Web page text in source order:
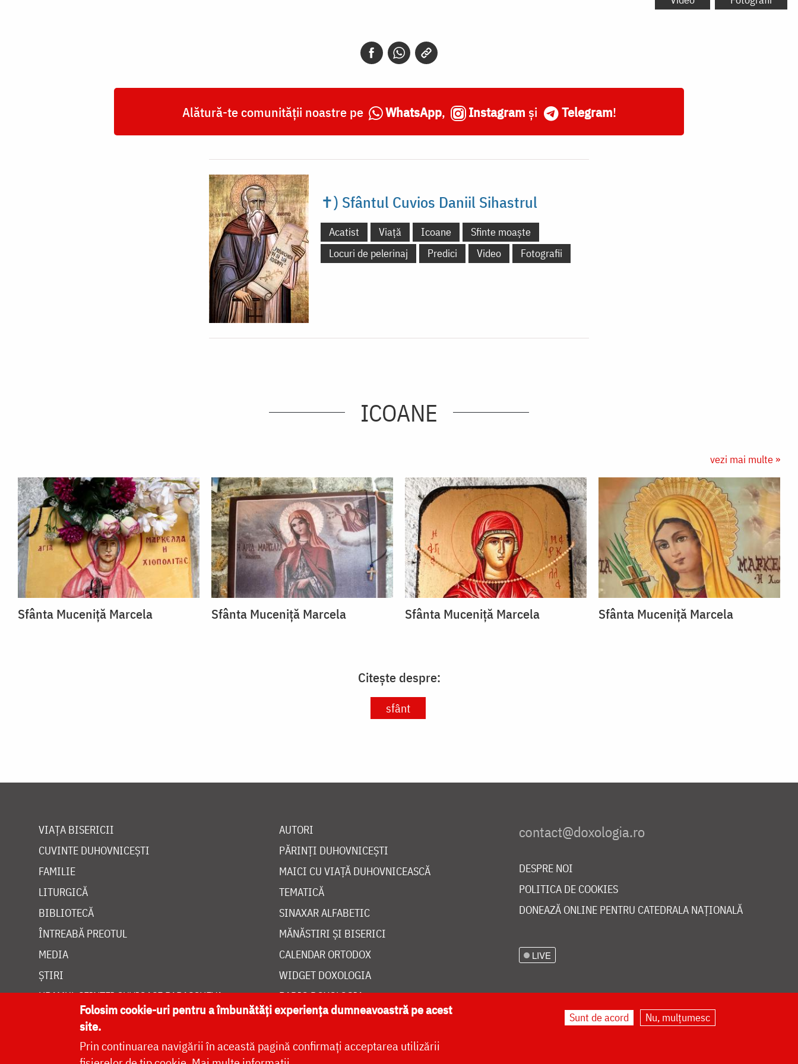
Alătură-te comunității noastre pe WhatsApp, Instagram și Telegram!
✝) Sfântul Cuvios Daniil Sihastrul
Acatist Viață Icoane
Sfinte moaște
Locuri de pelerinaj
Predici Video Fotografii
ICOANE
vezi mai multe »
Sfânta Muceniță Marcela Sfânta Muceniță Marcela Sfânta Muceniță Marcela Sfânta Muceniță Marcela
Citește despre:
sfânt
VIAȚA BISERICII
CUVINTE DUHOVNICEȘTI
FAMILIE
LITURGICĂ
BIBLIOTECĂ
ÎNTREABĂ PREOTUL
MEDIA
ȘTIRI
HRAMUL SFINTEI CUVIOASE PARASCHEVA
AUTORI
PĂRINȚI DUHOVNICEȘTI
MAICI CU VIAȚĂ DUHOVNICEASCĂ
TEMATICĂ
SINAXAR ALFABETIC
MĂNĂSTIRI ȘI BISERICI
CALENDAR ORTODOX
WIDGET DOXOLOGIA
RADIO DOXOLOGIA
DESPRE NOI
POLITICA DE COOKIES
DONEAZĂ ONLINE PENTRU CATEDRALA NAȚIONALĂ
LIVE
Folosim cookie-uri pentru a îmbunătăți experiența dumneavoastră pe acest
site.
Prin continuarea navigării în această pagină confirmați acceptarea utilizării
Sunt de acord Nu, mulțumesc